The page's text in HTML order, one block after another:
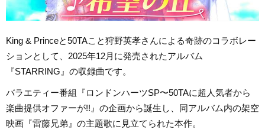
King & Princeと50TAこと狩野英孝さんによる奇跡のコラボレー
ションとして、2025年12月に発売されたアルバム
『STARRING』の収録曲です。
バラエティー番組『ロンドンハーツSP〜50TAに超人気者から
楽曲提供オファーが!!』の企画から誕生し、同アルバム内の架空
映画『雷藤兄弟』の主題歌に見立てられた本作。